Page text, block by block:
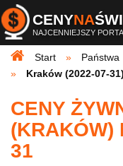
CENYNA
NAJCENNIEJSZY
Start
Państwa
Kraków (2022-07-31)
CENY
(KRAKÓW)
31